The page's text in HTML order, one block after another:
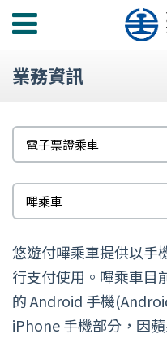
功
選
業務資訊
題
電子票證乘車
標
題
嗶乘車
悠遊付嗶乘車提供以手
行支付使用。嗶乘車目
的 Android 手機
iPhone 手機部分，因